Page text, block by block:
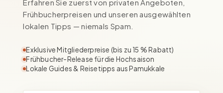
Erfahren Sie zuerst von privaten Angeboten,
Frühbucherpreisen und unseren ausgewählten
lokalen Tipps — niemals Spam.
Exklusive Mitgliederpreise (bis zu 15 % Rabatt)
Frühbucher-Release für die Hochsaison
Lokale Guides & Reisetipps aus Pamukkale